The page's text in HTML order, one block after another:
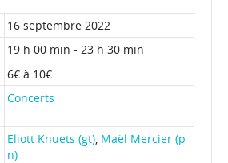
16 septembre 2022
19 h 00 min - 23 h 30 min
6€ à 10€
Concerts
Eliott Knuets (gt) Maël Mercier (p
n)